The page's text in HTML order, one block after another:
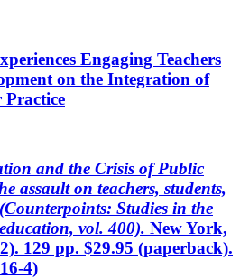
Engaging Teachers
on the Integration of
and the Crisis of Public
assault on teachers, students,
(Counterpoints: Studies in the
vol. 400). New York,
129 pp. $29.95 (paperback).
4)